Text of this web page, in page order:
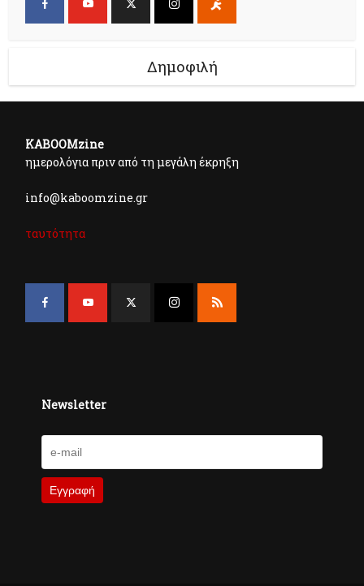
Δημοφιλή
KABOOMzine
ημερολόγια πριν από τη μεγάλη έκρηξη
info@kaboomzine.gr
ταυτότητα
Newsletter